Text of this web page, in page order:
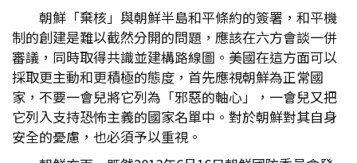
朝鮮「棄核」與朝鮮半島和平條約的簽署，和平機
制的創建是難以截然分開的問題，應該在六方會談一併
審議，同時取得共識並建構路線圖。美國在這方面可以
採取更主動和更積極的態度，首先應視朝鮮為正常國
家，不要一會兒將它列為「邪惡的軸心」，一會兒又把
它列入支持恐怖主義的國家名單中。對於朝鮮對其自身
安全的憂慮，也必須予以重視。